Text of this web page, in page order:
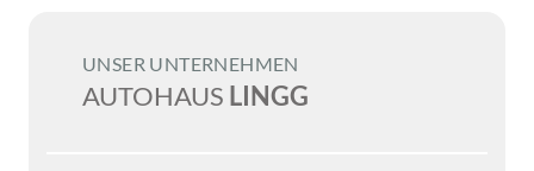
UNSER UNTERNEHMEN
AUTOHAUS LINGG